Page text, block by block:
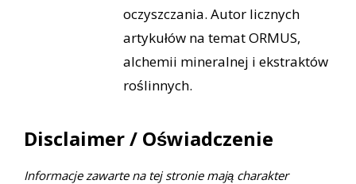
oczyszczania. Autor licznych
artykułów na temat ORMUS,
alchemii mineralnej i ekstraktów
roślinnych.
Disclaimer / Oświadczenie
Informacje zawarte na tej stronie mają charakter